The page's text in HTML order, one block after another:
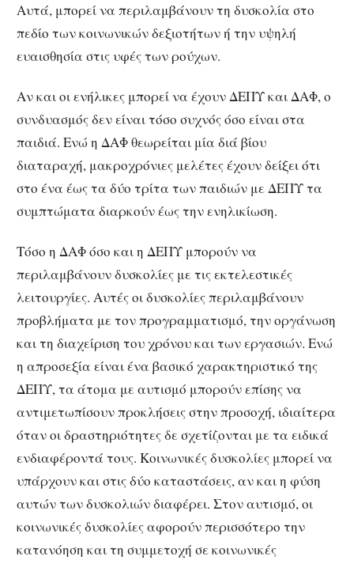
Αυτά, μπορεί να περιλαμβάνουν τη δυσκολία στο
πεδίο των κοινωνικών δεξιοτήτων ή την υψηλή
ευαισθησία στις υφές των ρούχων.
Αν και οι ενήλικες μπορεί να έχουν ΔΕΠΥ και ΔΑΦ, ο
συνδυασμός δεν είναι τόσο συχνός όσο είναι στα
παιδιά. Ενώ η ΔΑΦ θεωρείται μία διά βίου
διαταραχή, μακροχρόνιες μελέτες έχουν δείξει ότι
στο ένα έως τα δύο τρίτα των παιδιών με ΔΕΠΥ τα
συμπτώματα διαρκούν έως την ενηλικίωση.
Τόσο η ΔΑΦ όσο και η ΔΕΠΥ μπορούν να
περιλαμβάνουν δυσκολίες με τις εκτελεστικές
λειτουργίες. Αυτές οι δυσκολίες περιλαμβάνουν
προβλήματα με τον προγραμματισμό, την οργάνωση
και τη διαχείριση του χρόνου και των εργασιών. Ενώ
η απροσεξία είναι ένα βασικό χαρακτηριστικό της
ΔΕΠΥ, τα άτομα με αυτισμό μπορούν επίσης να
αντιμετωπίσουν προκλήσεις στην προσοχή, ιδιαίτερα
όταν οι δραστηριότητες δε σχετίζονται με τα ειδικά
ενδιαφέροντά τους. Κοινωνικές δυσκολίες μπορεί να
υπάρχουν και στις δύο καταστάσεις, αν και η φύση
αυτών των δυσκολιών διαφέρει. Στον αυτισμό, οι
κοινωνικές δυσκολίες αφορούν περισσότερο την
κατανόηση και τη συμμετοχή σε κοινωνικές